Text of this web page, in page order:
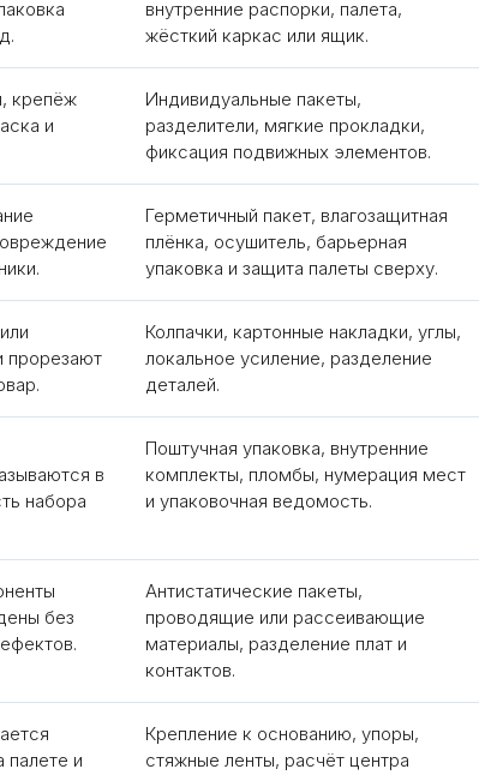
внутренние распорки, палета,
жёсткий каркас или ящик.
крепёж
и
Индивидуальные пакеты,
разделители, мягкие прокладки,
фиксация подвижных элементов.
Герметичный пакет, влагозащитная
плёнка, осушитель, барьерная
упаковка и защита палеты сверху.
прорезают
Колпачки, картонные накладки, углы,
локальное усиление, разделение
деталей.
в
набора
Поштучная упаковка, внутренние
комплекты, пломбы, нумерация мест
и упаковочная ведомость.
без
Антистатические пакеты,
проводящие или рассеивающие
материалы, разделение плат и
контактов.
палете и
Крепление к основанию, упоры,
стяжные ленты, расчёт центра